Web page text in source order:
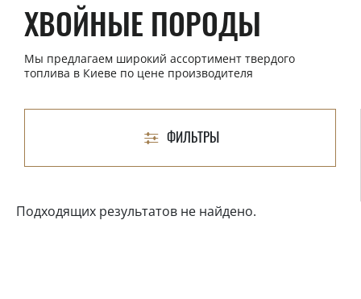
ХВОЙНЫЕ ПОРОДЫ
Мы предлагаем широкий ассортимент твердого
топлива в Киеве по цене производителя
ФИЛЬТРЫ
Подходящих результатов не найдено.